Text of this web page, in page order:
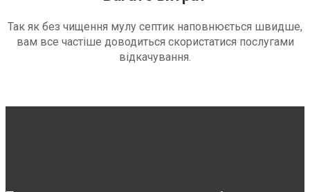
Так як без чищення мулу септик наповнюється швидше,
вам все частіше доводиться скористатися послугами
відкачування.